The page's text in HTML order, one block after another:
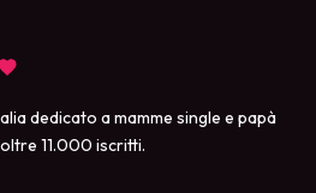
dedicato a mamme single e papà
11.000 iscritti.